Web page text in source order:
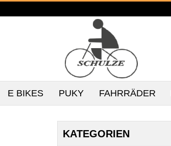
E BIKES PUKY FAHRRÄDER
KATEGORIEN